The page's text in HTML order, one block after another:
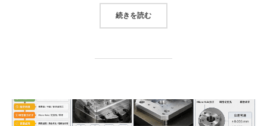
続きを読む“CNC加工業界で使用される電解